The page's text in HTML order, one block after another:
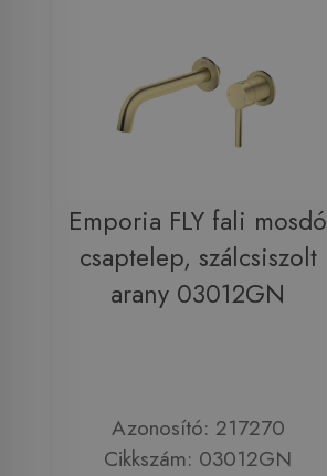
Emporia FLY fali mosdó
csaptelep, szálcsiszolt
arany 03012GN
Azonosító: 217270
Cikkszám: 03012GN